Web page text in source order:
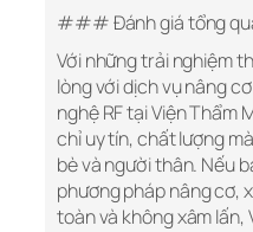
### Đánh giá tổng
Với những trải nghiệm
lòng với dịch vụ nâng
nghệ RF tại Viện Thẩm
chỉ uy tín, chất lượng
bè và người thân. Nếu
phương pháp nâng cơ,
toàn và không xâm lấn,